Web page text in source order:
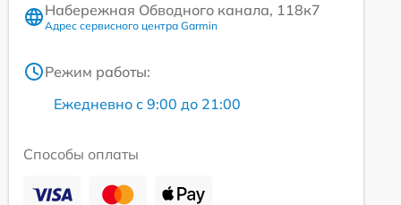
Набережная Обводного канала, 118к7
Адрес сервисного центра Garmin
Режим работы:
Ежедневно с 9:00 до 21:00
Способы оплаты